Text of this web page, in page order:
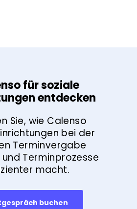
für soziale
entdecken
Sie, wie Calenso
bei der
Terminvergabe
Terminprozesse
macht.
buchen